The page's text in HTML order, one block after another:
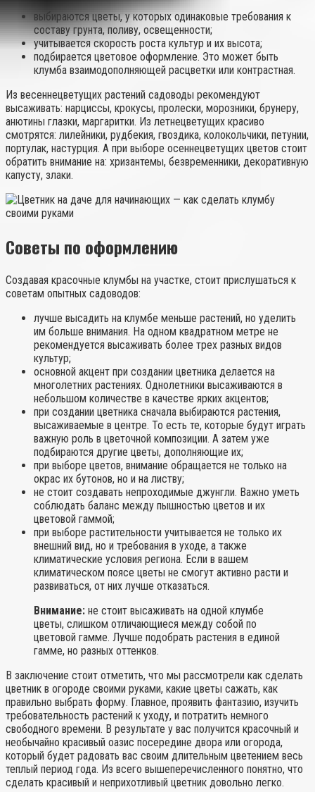
выбираются цветы, у которых одинаковые требования к
составу грунта, поливу, освещенности;
учитывается скорость роста культур и их высота;
подбирается цветовое оформление. Это может быть
клумба взаимодополняющей расцветки или контрастная.
Из весеннецветущих растений садоводы рекомендуют
высаживать: нарциссы, крокусы, пролески, морозники, брунеру,
анютины глазки, маргаритки. Из летнецветущих красиво
смотрятся: лилейники, рудбекия, гвоздика, колокольчики, петунии,
портулак, настурция. А при выборе осеннецветущих цветов стоит
обратить внимание на: хризантемы, безвременники, декоративную
капусту, злаки.
Советы по оформлению
Создавая красочные клумбы на участке, стоит прислушаться к
советам опытных садоводов:
лучше высадить на клумбе меньше растений, но уделить
им больше внимания. На одном квадратном метре не
рекомендуется высаживать более трех разных видов
культур;
основной акцент при создании цветника делается на
многолетних растениях. Однолетники высаживаются в
небольшом количестве в качестве ярких акцентов;
при создании цветника сначала выбираются растения,
высаживаемые в центре. То есть те, которые будут играть
важную роль в цветочной композиции. А затем уже
подбираются другие цветы, дополняющие их;
при выборе цветов, внимание обращается не только на
окрас их бутонов, но и на листву;
не стоит создавать непроходимые джунгли. Важно уметь
соблюдать баланс между пышностью цветов и их
цветовой гаммой;
при выборе растительности учитывается не только их
внешний вид, но и требования в уходе, а также
климатические условия региона. Если в вашем
климатическом поясе цветы не смогут активно расти и
развиваться, от них лучше отказаться.
Внимание: не стоит высаживать на одной клумбе
цветы, слишком отличающиеся между собой по
цветовой гамме. Лучше подобрать растения в единой
гамме, но разных оттенков.
В заключение стоит отметить, что мы рассмотрели как сделать
цветник в огороде своими руками, какие цветы сажать, как
правильно выбрать форму. Главное, проявить фантазию, изучить
требовательность растений к уходу, и потратить немного
свободного времени. В результате у вас получится красочный и
необычайно красивый оазис посередине двора или огорода,
который будет радовать вас своим длительным цветением весь
теплый период года. Из всего вышеперечисленного понятно, что
сделать красивый и неприхотливый цветник довольно легко.